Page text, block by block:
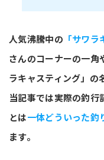
人気沸騰中の 「サワラ
さんのコーナーの一角
ラキャスティング」の
当記事では実際の釣行
とは一体どういった釣
ます。